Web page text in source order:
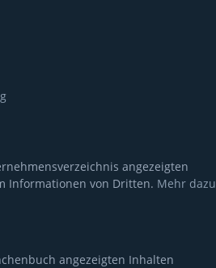
angezeigten
Informationen von Dritten. Mehr dazu
angezeigten Inhalten